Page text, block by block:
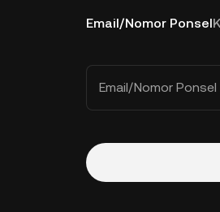
Email/Nomor Ponsel
Email/Nomor Ponsel